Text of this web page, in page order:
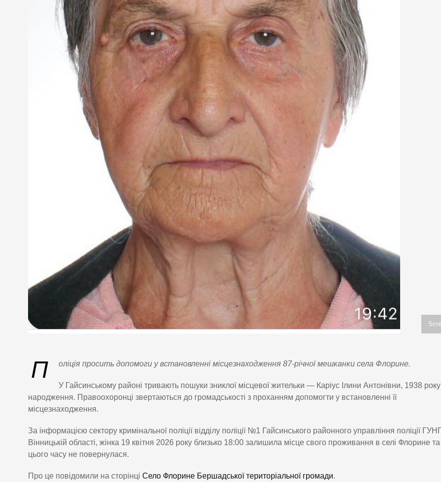
П оліція просить допомоги у встановленні місцезнаходження 87-річної мешканки села Флорине.
У Гайсинському районі тривають пошуки зниклої місцевої жительки — Каріус Ілини Антонівни, 1938 року
народження. Правоохоронці звертаються до громадськості з проханням допомогти у встановленні її
місцезнаходження.
За інформацією сектору кримінальної поліції відділу поліції №1 Гайсинського районного управління поліції
Вінницькій області, жінка 19 квітня 2026 року близько 18:00 залишила місце свого проживання в селі Флорине
цього часу не повернулася.
Про це повідомили на сторінці Село Флорине Бершадської територіальної громади.